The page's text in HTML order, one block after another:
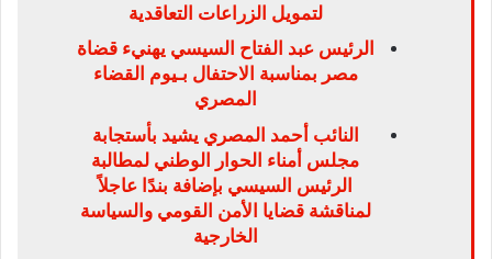
لتمويل الزراعات التعاقدية
الرئيس عبد الفتاح السيسي يهنيء قضاة
مصر بمناسبة الاحتفال بـيوم القضاء
المصري
النائب أحمد المصري يشيد بأستجابة
مجلس أمناء الحوار الوطني لمطالبة
الرئيس السيسي بإضافة بندًا عاجلاً
لمناقشة قضايا الأمن القومي والسياسة
الخارجية